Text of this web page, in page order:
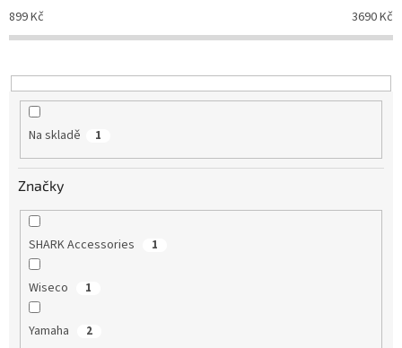
o
d
k
t
899Kč 3690Kč
Na skladě 1
Značky
SHARK Accessories 1
Wiseco 1
Yamaha 2